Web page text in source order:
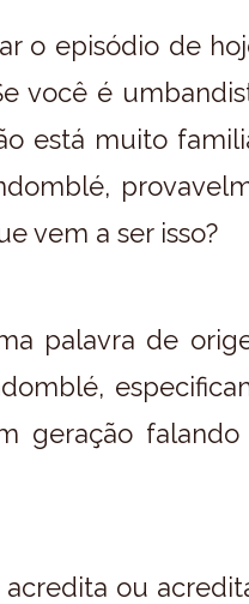
o episódio de
você é
está muito
vem a ser isso?
palavra de
geração
ou